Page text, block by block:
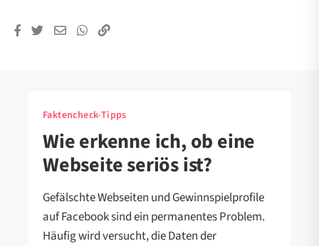
Faktencheck-Tipps
Wie erkenne ich, ob eine
Webseite seriös ist?
Gefälschte Webseiten und Gewinnspielprofile
auf Facebook sind ein permanentes Problem.
Häufig wird versucht, die Daten der